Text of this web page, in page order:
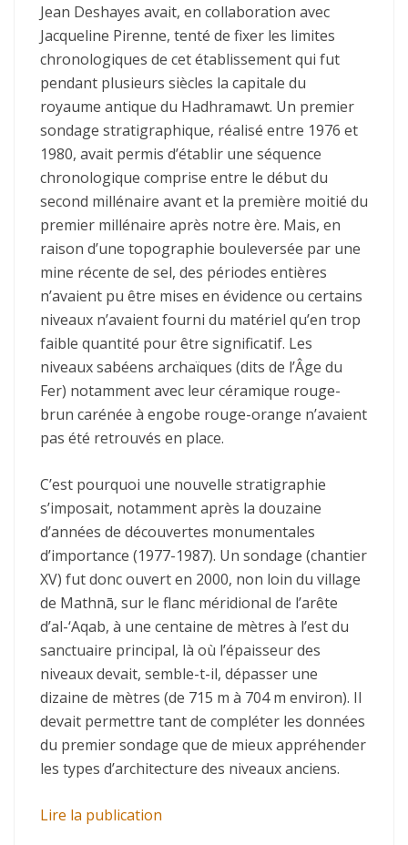
Jean Deshayes avait, en collaboration avec
Jacqueline Pirenne, tenté de fixer les limites
chronologiques de cet établissement qui fut
pendant plusieurs siècles la capitale du
royaume antique du Hadhramawt. Un premier
sondage stratigraphique, réalisé entre 1976 et
1980, avait permis d’établir une séquence
chronologique comprise entre le début du
second millénaire avant et la première moitié du
premier millénaire après notre ère. Mais, en
raison d’une topographie bouleversée par une
mine récente de sel, des périodes entières
n’avaient pu être mises en évidence ou certains
niveaux n’avaient fourni du matériel qu’en trop
faible quantité pour être significatif. Les
niveaux sabéens archaïques (dits de l’Âge du
Fer) notamment avec leur céramique rouge-
brun carénée à engobe rouge-orange n’avaient
pas été retrouvés en place.
C’est pourquoi une nouvelle stratigraphie
s’imposait, notamment après la douzaine
d’années de découvertes monumentales
d’importance (1977-1987). Un sondage (chantier
XV) fut donc ouvert en 2000, non loin du village
de Mathnā, sur le flanc méridional de l’arête
d’al-‘Aqab, à une centaine de mètres à l’est du
sanctuaire principal, là où l’épaisseur des
niveaux devait, semble-t-il, dépasser une
dizaine de mètres (de 715 m à 704 m environ). Il
devait permettre tant de compléter les données
du premier sondage que de mieux appréhender
les types d’architecture des niveaux anciens.
Lire la publication